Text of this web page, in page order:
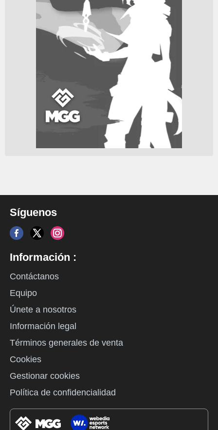
Síguenos
Información :
Contáctanos
Equipo
Únete a nosotros
Información legal
Términos generales de venta
Cookies
Gestionar cookies
Política de confidencialidad